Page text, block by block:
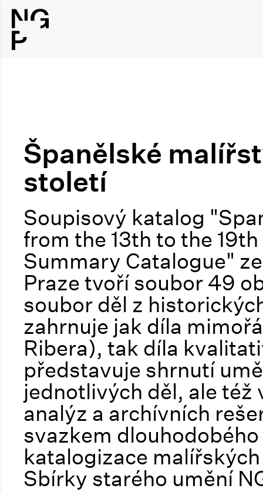
Španělské
století
Soupisový katalog
from the 13th to the
Summary Catalogue"
Praze tvoří soubor 49
soubor děl z
zahrnuje jak díla
Ribera), tak díla
představuje shrnutí
jednotlivých děl, ale
analýz a archívních
svazkem
katalogizace
Sbírky starého umění